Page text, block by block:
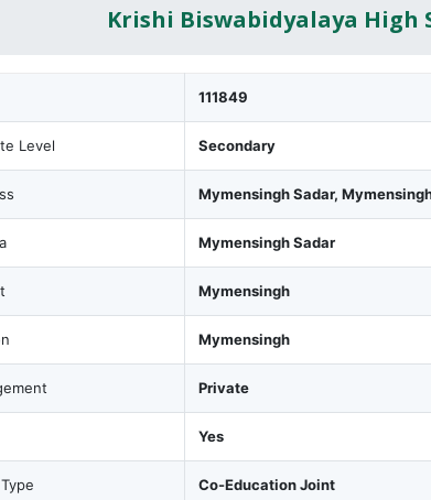
Krishi Biswabidyalaya High
111849
Level Secondary
Mymensingh Sadar,
Mymensingh Sadar
Mymensingh
Mymensingh
Private
Yes
Co-Education Joint